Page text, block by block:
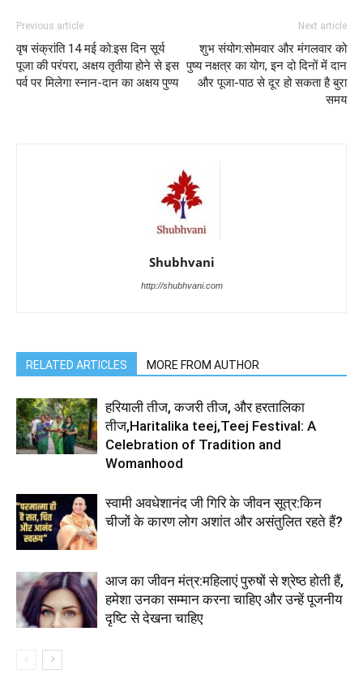
Previous article
वृष संक्रांति 14 मई को:इस दिन सूर्य
पूजा की परंपरा, अक्षय तृतीया होने से इस
पर्व पर मिलेगा स्नान-दान का अक्षय पुण्य
Next article
शुभ संयोग:सोमवार और मंगलवार को
पुष्य नक्षत्र का योग, इन दो दिनों में दान
और पूजा-पाठ से दूर हो सकता है बुरा
समय
Shubhvani
http://shubhvani.com
RELATED ARTICLES MORE FROM AUTHOR
हरियाली तीज, कजरी तीज, और हरतालिका
तीज,Haritalika teej,Teej Festival: A
Celebration of Tradition and
Womanhood
स्वामी अवधेशानंद जी गिरि के जीवन सूत्र:किन
चीजों के कारण लोग अशांत और असंतुलित रहते हैं?
आज का जीवन मंत्र:महिलाएं पुरुषों से श्रेष्ठ होती हैं,
हमेशा उनका सम्मान करना चाहिए और उन्हें पूजनीय
दृष्टि से देखना चाहिए